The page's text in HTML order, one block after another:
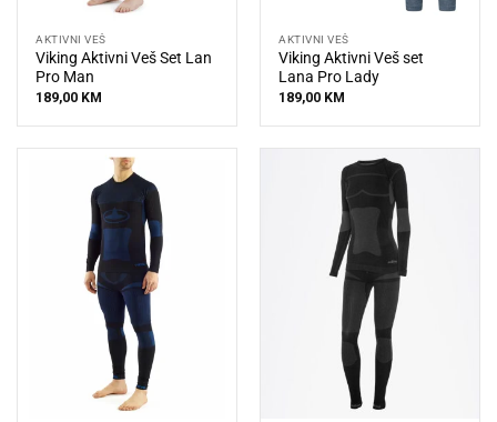
AKTIVNI VEŠ
Viking Aktivni Veš Set Lan
Pro Man
189,00 KM
AKTIVNI VEŠ
Viking Aktivni Veš set
Lana Pro Lady
189,00 KM